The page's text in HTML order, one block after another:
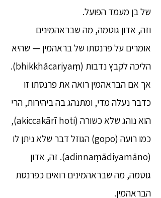
של בן מעמד הפועל.
וזה, אדון גוטמה, מה שבראהמינים
אומרים על פרנסתו של בראהמין — שהיא
הליכה לקבץ נדבות (bhikkhācariyaṃ).
אך אם הבראהמין רואה את פרנסתו זו
כדבר נעלה מדי, ומתנהג בה ביהירות, הרי
הוא נוהג שלא כשורה (akiccakārī hoti),
כמו רועה (gopo) הגוזל דבר שלא ניתן לו
(adinnaṃādiyamāno). זה, אדון
גוטמה, מה שבראהמינים רואים כפרנסת
הבראהמין.